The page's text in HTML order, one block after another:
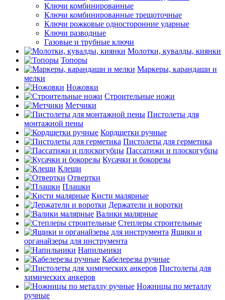
Ключи комбинированные
Ключи комбинированные трещоточные
Ключи рожковые односторонние ударные
Ключи разводные
Газовые и трубные ключи
Молотки, кувалды, киянки
Топоры
Маркеры, карандаши и
мелки
Ножовки
Строительные ножи
Метчики
Пистолеты для
монтажной пены
Кордщетки ручные
Пистолеты для герметика
Пассатижи и плоскогубцы
Кусачки и бокорезы
Клещи
Отвертки
Плашки
Кисти малярные
Держатели и воротки
Валики малярные
Степлеры строительные
Ящики и
органайзеры для инструмента
Напильники
Кабелерезы ручные
Пистолеты для
химических анкеров
Ножницы по металлу
ручные